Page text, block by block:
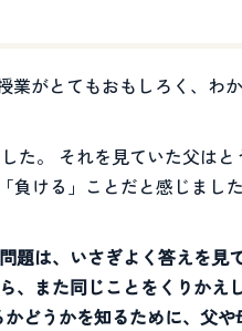
がとてもおもしろく、わ
。 それを見ていた父は
ける」ことだと感じまし
題は、いさぎよく答えを
また同じことをくりかえ
どうかを知るために、父